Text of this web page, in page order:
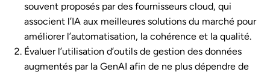
souvent proposés par des fournisseurs cloud, qui
associent l’IA aux meilleures solutions du marché pour
améliorer l’automatisation, la cohérence et la qualité.
Évaluer l’utilisation d’outils de gestion des données
augmentés par la GenAI afin de ne plus dépendre de